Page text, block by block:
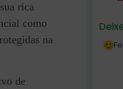
rica
como
na
de